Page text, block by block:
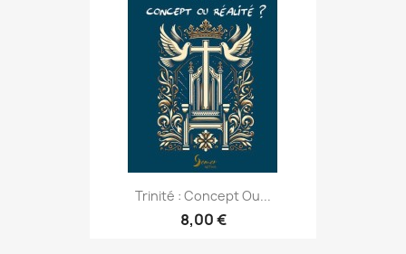
Trinité : Concept Ou...
8,00 €